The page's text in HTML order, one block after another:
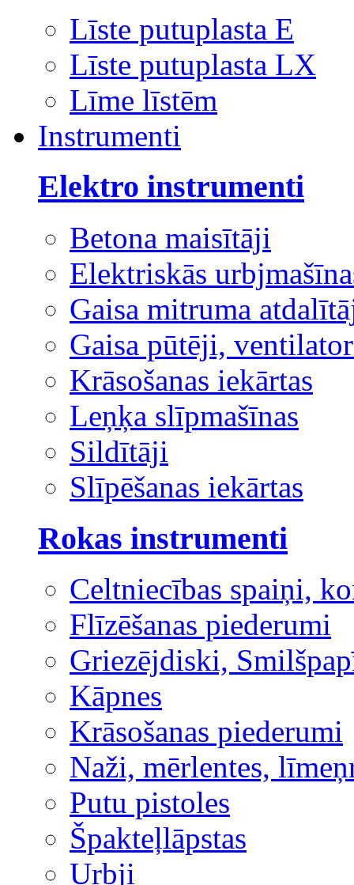
Līste putuplasta E
Līste putuplasta LX
Līme līstēm
Instrumenti
Elektro instrumenti
Betona maisītāji
Elektriskās
Gaisa mitruma
Gaisa pūtēji,
Krāsošanas iekārtas
Leņķa slīpmašīnas
Sildītāji
Slīpēšanas iekārtas
Rokas instrumenti
Celtniecības spaiņi,
Flīzēšanas piederumi
Griezējdiski,
Kāpnes
Krāsošanas piederumi
Naži, mērlentes,
Putu pistoles
Špakteļlāpstas
Urbji